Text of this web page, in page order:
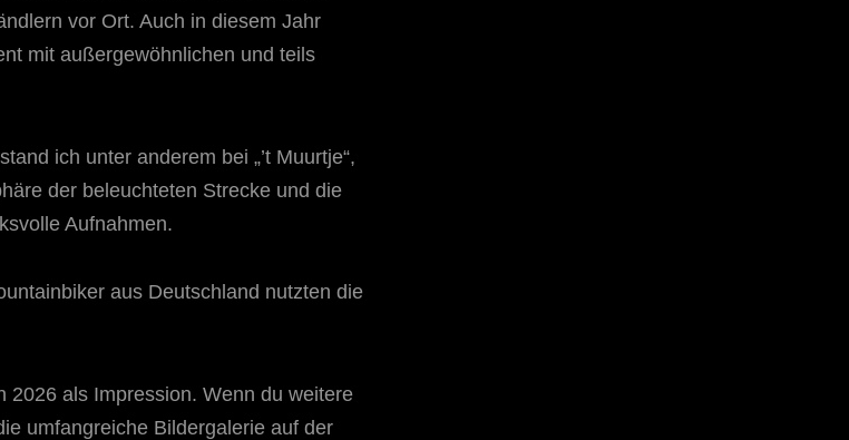
vor Ort. Auch in diesem Jahr
mit außergewöhnlichen und teils
ich unter anderem bei „’t Muurtje“,
der beleuchteten Strecke und die
Aufnahmen.
aus Deutschland nutzten die
2026 als Impression. Wenn du weitere
umfangreiche Bildergalerie auf der